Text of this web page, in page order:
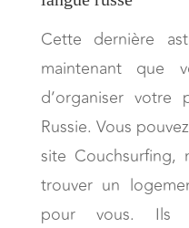
Cette dernière
maintenant que
d’organiser votre
Russie. Vous
site
trouver un
pour vous. Ils